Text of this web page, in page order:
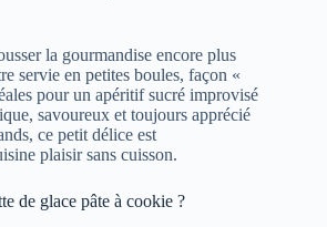
la gourmandise encore plus
servie en petites boules, façon «
pour un apéritif sucré improvisé
savoureux et toujours apprécié
ce petit délice est
plaisir sans cuisson.
de glace pâte à cookie ?